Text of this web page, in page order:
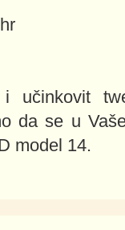
učinkovit
da se u
model 14.